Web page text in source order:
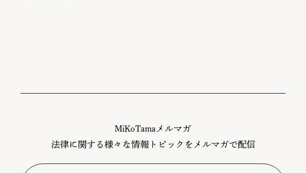
MiKoTamaメルマガ
法律に関する様々な情報トピックをメルマガで配信